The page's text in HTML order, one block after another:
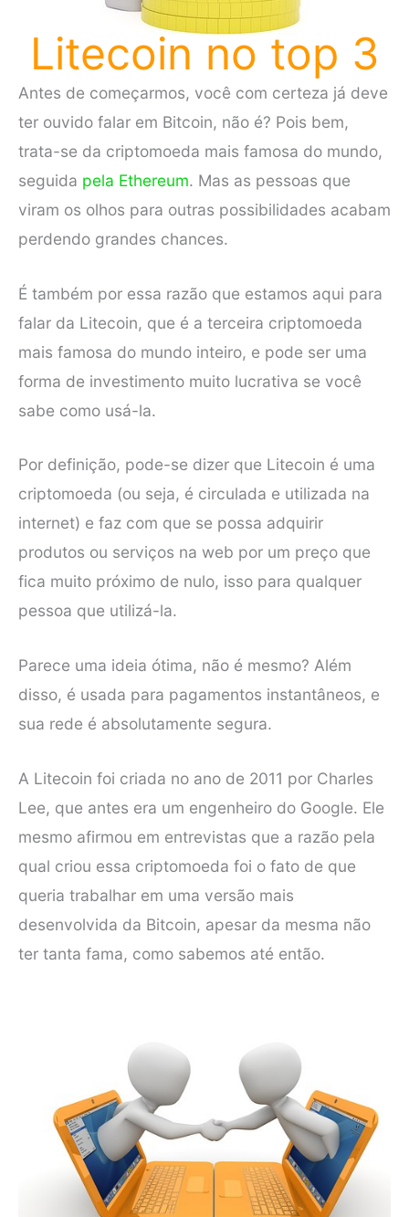
Litecoin no top 3
Antes de começarmos, você com certeza já deve
ter ouvido falar em Bitcoin, não é? Pois bem,
trata-se da criptomoeda mais famosa do mundo,
seguida pela Ethereum. Mas as pessoas que
viram os olhos para outras possibilidades acabam
perdendo grandes chances.
É também por essa razão que estamos aqui para
falar da Litecoin, que é a terceira criptomoeda
mais famosa do mundo inteiro, e pode ser uma
forma de investimento muito lucrativa se você
sabe como usá-la.
Por definição, pode-se dizer que Litecoin é uma
criptomoeda (ou seja, é circulada e utilizada na
internet) e faz com que se possa adquirir
produtos ou serviços na web por um preço que
fica muito próximo de nulo, isso para qualquer
pessoa que utilizá-la.
Parece uma ideia ótima, não é mesmo? Além
disso, é usada para pagamentos instantâneos, e
sua rede é absolutamente segura.
A Litecoin foi criada no ano de 2011 por Charles
Lee, que antes era um engenheiro do Google. Ele
mesmo afirmou em entrevistas que a razão pela
qual criou essa criptomoeda foi o fato de que
queria trabalhar em uma versão mais
desenvolvida da Bitcoin, apesar da mesma não
ter tanta fama, como sabemos até então.